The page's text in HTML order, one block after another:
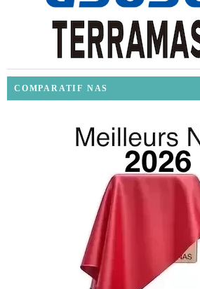
COMPARATIF NAS